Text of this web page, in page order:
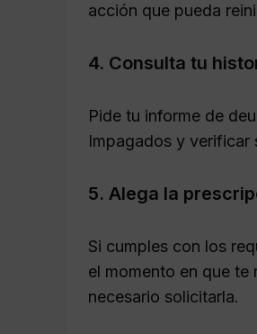
acción que pueda
4. Consulta tu
Pide tu informe de
Impagados y verificar
5. Alega la
Si cumples con los
el momento en que te
necesario solicitarla.